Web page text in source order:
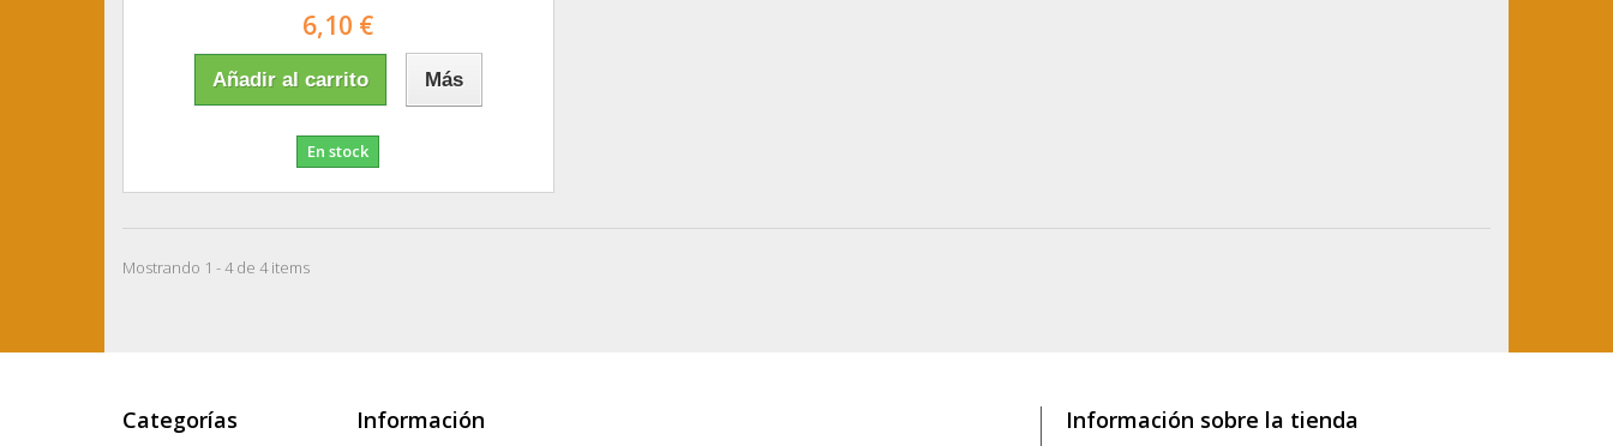
6,10 €
Añadir al carrito Más
En stock
Mostrando 1 - 4 de 4 items
Categorías Información Información sobre la tienda